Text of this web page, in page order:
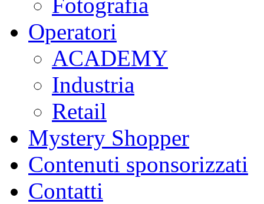
Operatori
ACADEMY
Industria
Retail
Mystery Shopper
Contenuti sponsorizzati
Contatti